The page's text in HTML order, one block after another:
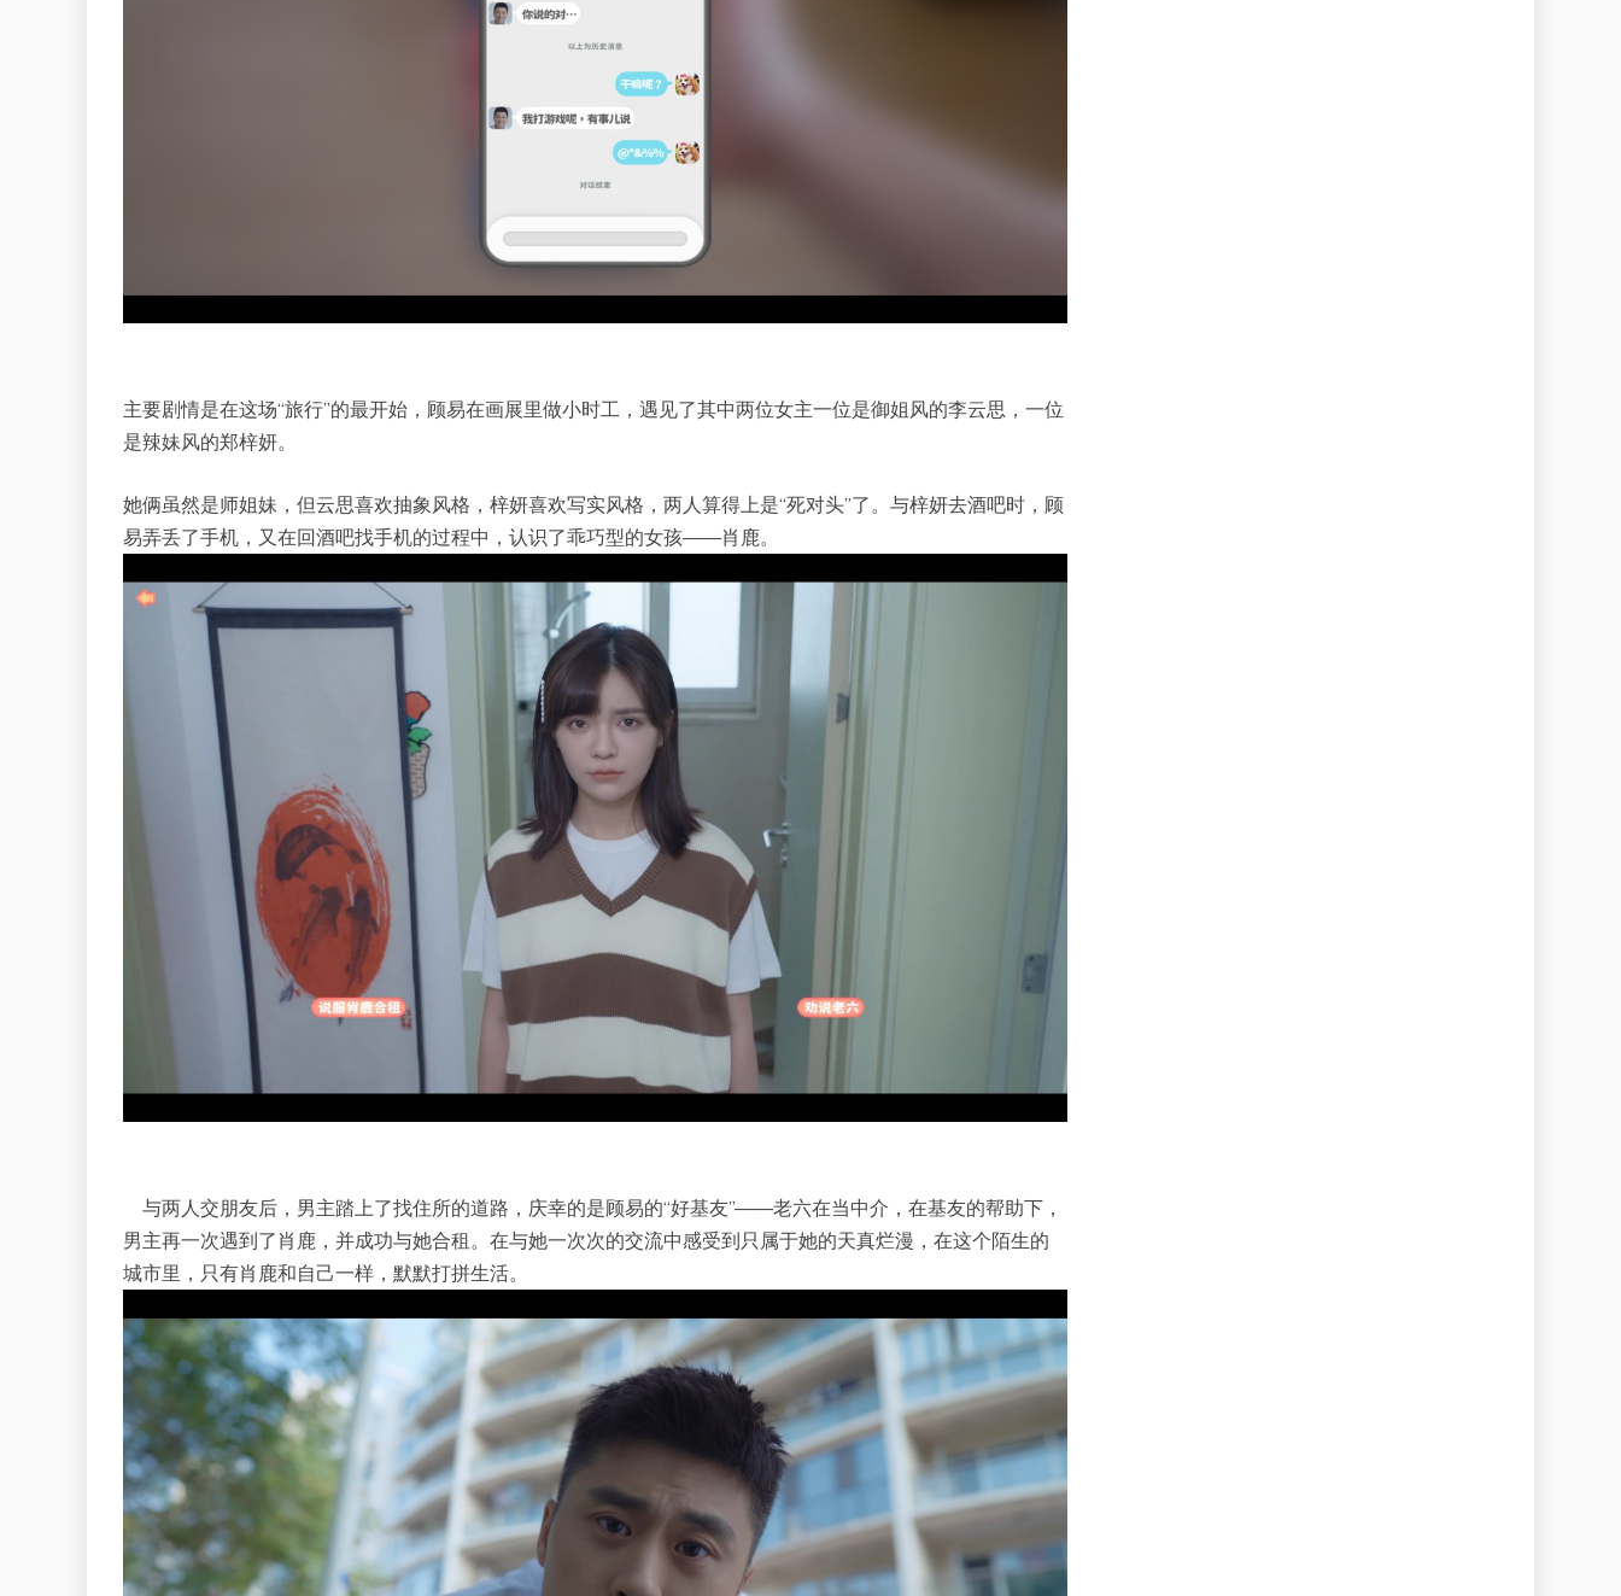
主要剧情是在这场“旅行”的最开始，顾易在画展里做小时工，遇见了其中两位女主一位是御姐风的李云思，一位
是辣妹风的郑梓妍。
她俩虽然是师姐妹，但云思喜欢抽象风格，梓妍喜欢写实风格，两人算得上是“死对头”了。与梓妍去酒吧时，顾
易弄丢了手机，又在回酒吧找手机的过程中，认识了乖巧型的女孩——肖鹿。
与两人交朋友后，男主踏上了找住所的道路，庆幸的是顾易的“好基友”——老六在当中介，在基友的帮助下，
男主再一次遇到了肖鹿，并成功与她合租。在与她一次次的交流中感受到只属于她的天真烂漫，在这个陌生的
城市里，只有肖鹿和自己一样，默默打拼生活。